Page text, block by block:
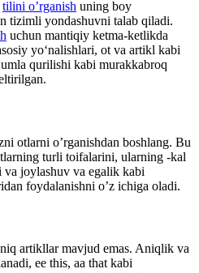
tilini o’rganish uning boy
tizimli yondashuvni talab qiladi.
uchun mantiqiy ketma-ketlikda
yoʻnalishlari, ot va artikl kabi
qurilishi kabi murakkabroq
otlarni o’rganishdan boshlang. Bu
turli toifalarini, ularning -kal
joylashuv va egalik kabi
foydalanishni o’z ichiga oladi.
artikllar mavjud emas. Aniqlik va
ee this, aa that kabi